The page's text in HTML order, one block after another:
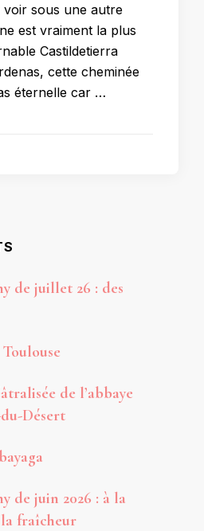
sous une autre
est vraiment la plus
Castildetierra
cette cheminée
éternelle car …
de juillet 26 : des
de l’abbaye
Désert
de juin 2026 : à la
fraîcheur